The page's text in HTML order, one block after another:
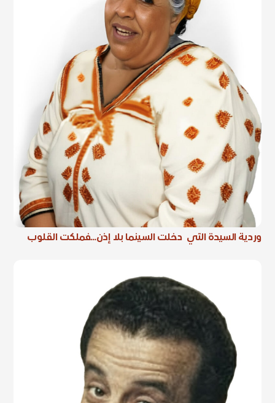
وردية السيدة التي دخلت السينما بلا إذن…فملكت القلوب